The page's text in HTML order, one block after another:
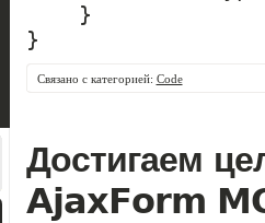
}
Связано с категорией: Code
Достигаем
AjaxForm